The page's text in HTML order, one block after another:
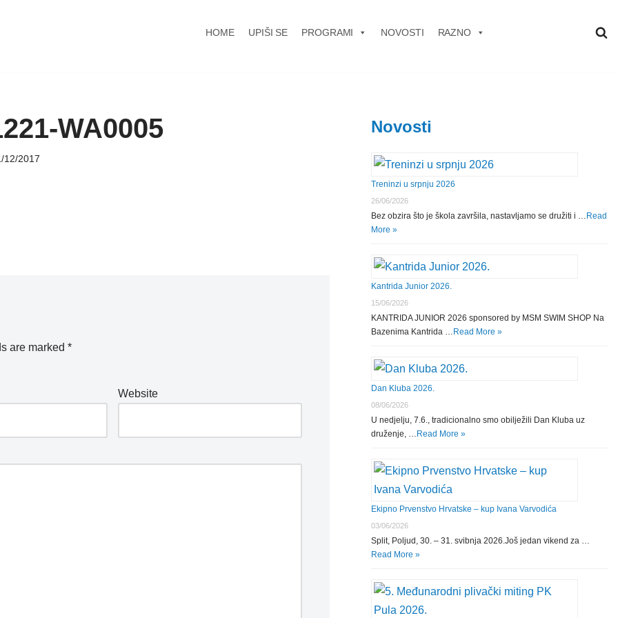
HOME UPIŠI SE PROGRAMI NOVOSTI RAZNO
WA0005
12/2017
are marked *
Website
Novosti
Treninzi u srpnju 2026
26/06/2026
Bez obzira što je škola završila, nastavljamo se družiti i … Read
More »
Kantrida Junior 2026.
15/06/2026
KANTRIDA JUNIOR 2026 sponsored by MSM SWIM SHOP Na
Bazenima Kantrida … Read More »
Dan Kluba 2026.
08/06/2026
U nedjelju, 7.6., tradicionalno smo obilježili Dan Kluba uz
druženje, … Read More »
Ekipno Prvenstvo Hrvatske – kup Ivana Varvodića
03/06/2026
Split, Poljud, 30. – 31. svibnja 2026.Još jedan vikend za …
Read More »